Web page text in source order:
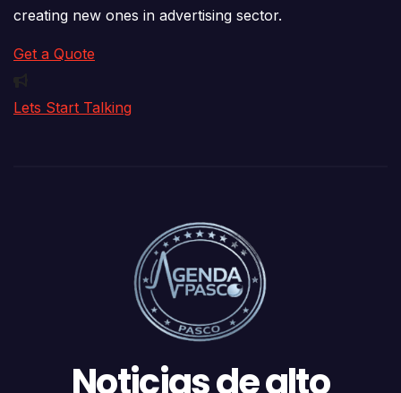
creating new ones in advertising sector.
Get a Quote
Lets Start Talking
Noticias de alto